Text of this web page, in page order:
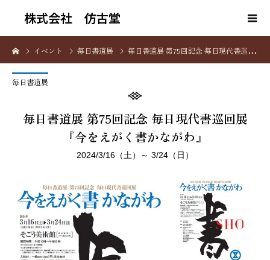
株式会社 仿古堂
イベント 毎日書道展 毎日書道展 第75回記念 毎日現代書巡回展 『今をえがく書かながわ』
毎日書道展
毎日書道展 第75回記念 毎日現代書巡回展
『今をえがく書かながわ』
2024/3/16（土）～ 3/24（日）